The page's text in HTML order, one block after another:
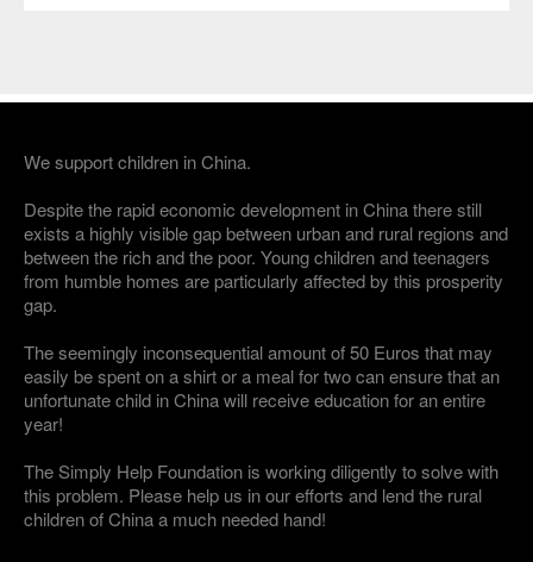
We support children in China.
Despite the rapid economic development in China there still
exists a highly visible gap between urban and rural regions and
between the rich and the poor. Young children and teenagers
from humble homes are particularly affected by this prosperity
gap.
The seemingly inconsequential amount of 50 Euros that may
easily be spent on a shirt or a meal for two can ensure that an
unfortunate child in China will receive education for an entire
year!
The Simply Help Foundation is working diligently to solve with
this problem. Please help us in our efforts and lend the rural
children of China a much needed hand!